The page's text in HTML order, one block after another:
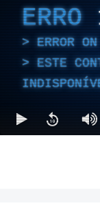
ERRO
ERROR
ESTE